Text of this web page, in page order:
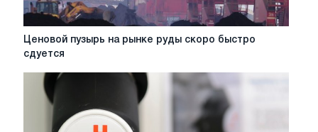
Ценовой
рынке
руды
скоро
Ценовой пузырь на рынке руды скоро быстро
сдуется